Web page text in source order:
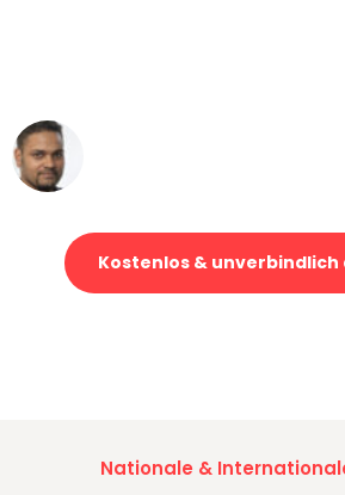
Kostenlos &
Nationale &